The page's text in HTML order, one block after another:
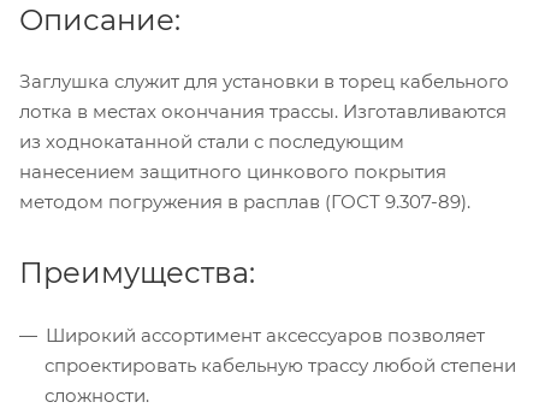
Описание:
Заглушка служит для установки в торец кабельного
лотка в местах окончания трассы. Изготавливаются
из ходнокатанной стали с последующим
нанесением защитного цинкового покрытия
методом погружения в расплав (ГОСТ 9.307-89).
Преимущества:
Широкий ассортимент аксессуаров позволяет
спроектировать кабельную трассу любой степени
сложности.